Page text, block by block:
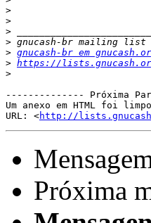
>
>
>
>
> gnucash-br em
> https://
>
-------------- Próxima
Um anexo em HTML foi
URL: <http://
Próxima